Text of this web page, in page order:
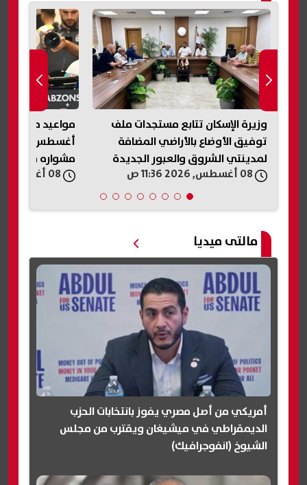
وزيرة الإسكان تتابع مستجدات ملف
توفيق الأوضاع بالأراضي المضافة
لمدينتي الشروق والعبور الجديدة
مواعيد
مشواره مع
مالتى ميديا
أمريكي من أصل مصري يفوز بانتخابات الحزب
الديمقراطي في ميشيغان ويقترب من مجلس
الشيوخ (انفوجرافيك)